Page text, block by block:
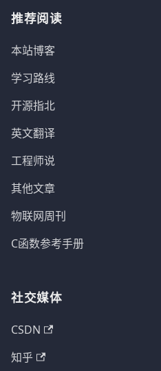
推荐阅读
本站博客
学习路线
开源指北
英文翻译
工程师说
其他文章
物联网周刊
C函数参考手册
社交媒体
CSDN
知乎